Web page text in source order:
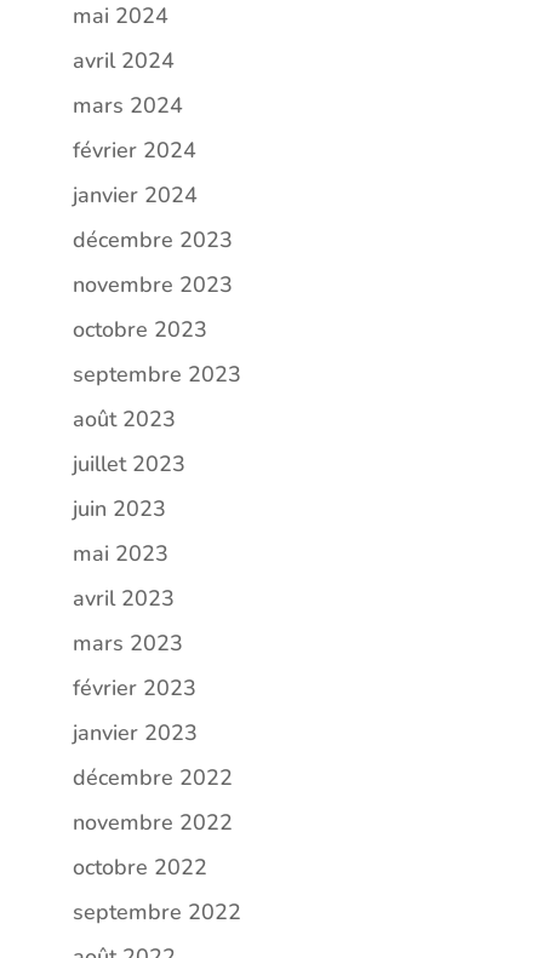
mai 2024
avril 2024
mars 2024
février 2024
janvier 2024
décembre 2023
novembre 2023
octobre 2023
septembre 2023
août 2023
juillet 2023
juin 2023
mai 2023
avril 2023
mars 2023
février 2023
janvier 2023
décembre 2022
novembre 2022
octobre 2022
septembre 2022